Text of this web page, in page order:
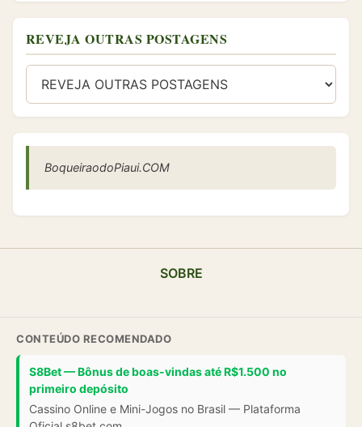
REVEJA OUTRAS POSTAGENS
BoqueiraodoPiaui.COM
SOBRE
CONTEÚDO RECOMENDADO
S8Bet — Bônus de boas-vindas até R$1.500 no
primeiro depósito
Cassino Online e Mini-Jogos no Brasil — Plataforma